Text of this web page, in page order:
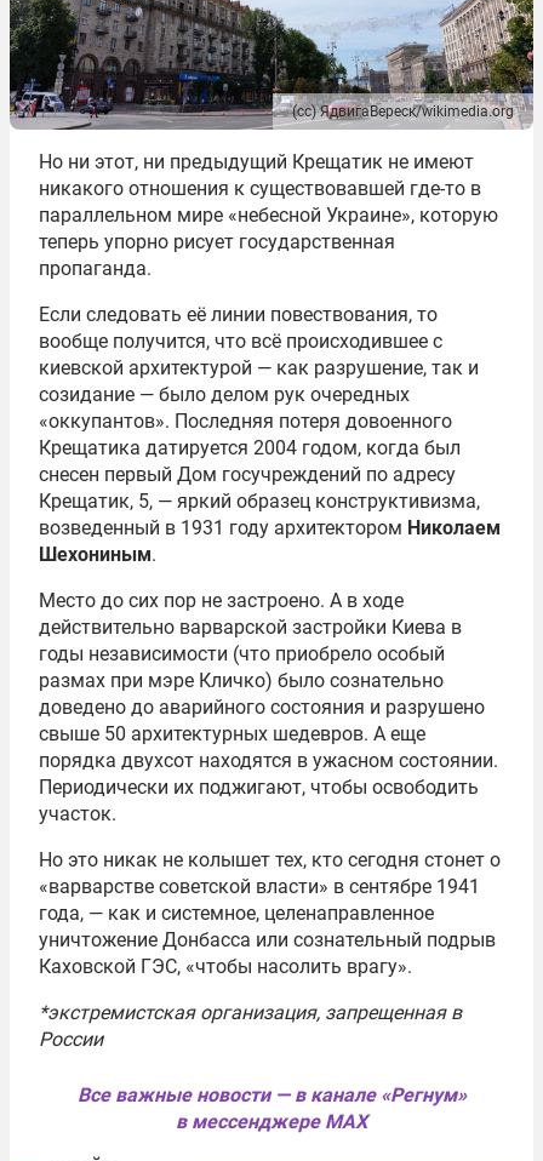
(сс) ЯдвигаВереск/wikimedia.org
Но ни этот, ни предыдущий Крещатик не имеют
никакого отношения к существовавшей где-то в
параллельном мире «небесной Украине», которую
теперь упорно рисует государственная
пропаганда.
Если следовать её линии повествования, то
вообще получится, что всё происходившее с
киевской архитектурой — как разрушение, так и
созидание — было делом рук очередных
«оккупантов». Последняя потеря довоенного
Крещатика датируется 2004 годом, когда был
снесен первый Дом госучреждений по адресу
Крещатик, 5, — яркий образец конструктивизма,
возведенный в 1931 году архитектором Николаем
Шехониным.
Место до сих пор не застроено. А в ходе
действительно варварской застройки Киева в
годы независимости (что приобрело особый
размах при мэре Кличко) было сознательно
доведено до аварийного состояния и разрушено
свыше 50 архитектурных шедевров. А еще
порядка двухсот находятся в ужасном состоянии.
Периодически их поджигают, чтобы освободить
участок.
Но это никак не колышет тех, кто сегодня стонет о
«варварстве советской власти» в сентябре 1941
года, — как и системное, целенаправленное
уничтожение Донбасса или сознательный подрыв
Каховской ГЭС, «чтобы насолить врагу».
*экстремистская организация, запрещенная в
России
Все важные новости — в канале «Регнум»
в мессенджере MAX